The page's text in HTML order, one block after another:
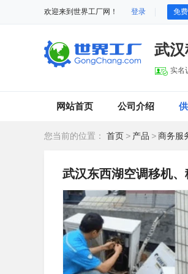
欢迎来到世界工厂网！ 登录 免
武
实名
网站首页 公司介绍
您当前的位置： 首页 > 产品 >商务服
武汉东西湖空调移机